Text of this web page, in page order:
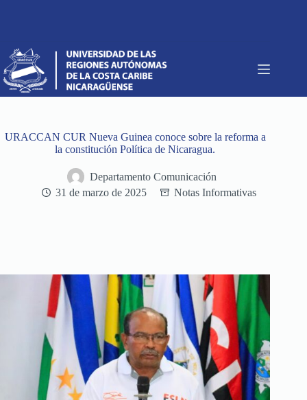
URACCAN CUR Nueva Guinea conoce sobre la reforma a
la constitución Política de Nicaragua.
Departamento Comunicación
31 de marzo de 2025
Notas Informativas